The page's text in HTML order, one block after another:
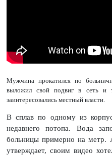
Мужчина прокатился по
выложил свой подвиг в сеть и
заинтересовались местный власти.
В сплав по одному из
недавнего потопа. Вода
больницы примерно на
утверждает, своим видео